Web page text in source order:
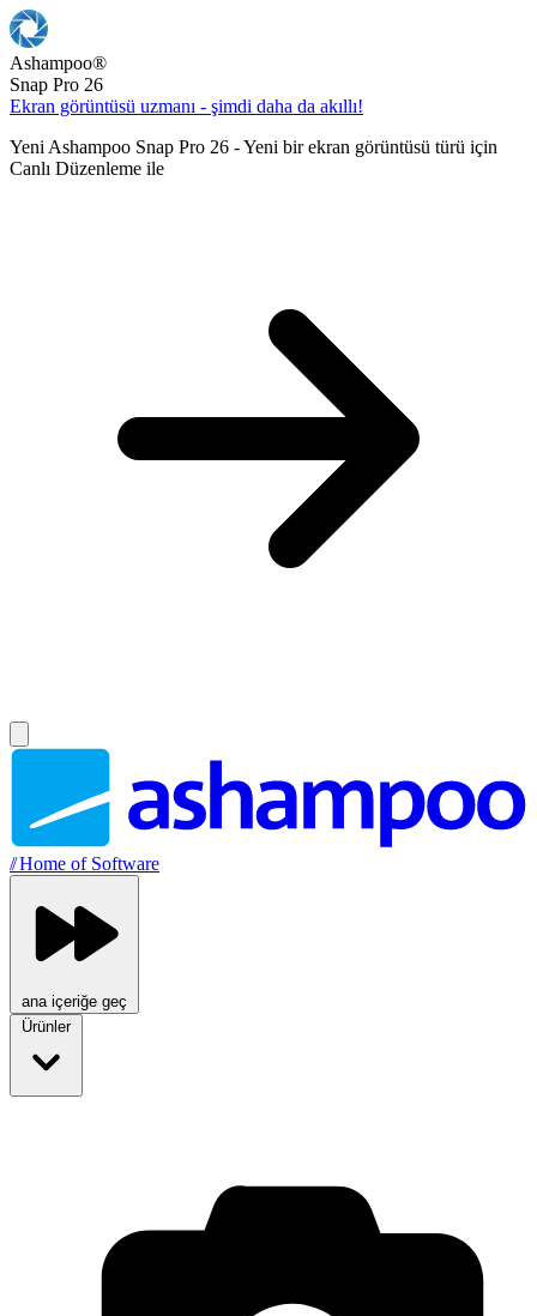
Ashampoo®
Snap Pro 26
Ekran görüntüsü uzmanı - şimdi daha da akıllı!
Yeni Ashampoo Snap Pro 26 - Yeni bir ekran görüntüsü türü için
Canlı Düzenleme ile
//Home of Software
ana içeriğe geç
Ürünler